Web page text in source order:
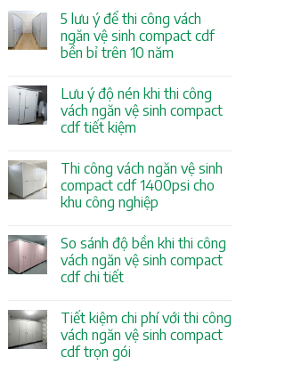
5 lưu ý để thi công vách
ngăn vệ sinh compact cdf
bền bỉ trên 10 năm
Lưu ý độ nén khi thi công
vách ngăn vệ sinh compact
cdf tiết kiệm
Thi công vách ngăn vệ sinh
compact cdf 1400psi cho
khu công nghiệp
So sánh độ bền khi thi công
vách ngăn vệ sinh compact
cdf chi tiết
Tiết kiệm chi phí với thi công
vách ngăn vệ sinh compact
cdf trọn gói